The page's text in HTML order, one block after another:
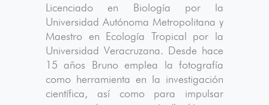
Licenciado en Biología por la
Universidad Autónoma Metropolitana y
Maestro en Ecología Tropical por la
Universidad Veracruzana. Desde hace
15 años Bruno emplea la fotografía
como herramienta en la investigación
científica, así como para impulsar